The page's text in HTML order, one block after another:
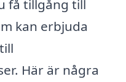
få tillgång till
kan erbjuda
Här är några